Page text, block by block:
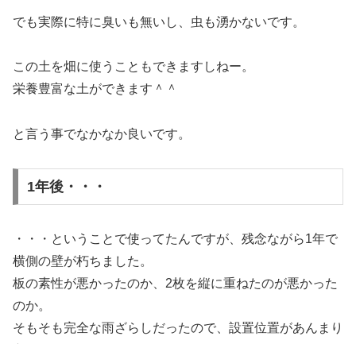
でも実際に特に臭いも無いし、虫も湧かないです。
この土を畑に使うこともできますしねー。
栄養豊富な土ができます＾＾
と言う事でなかなか良いです。
1年後・・・
・・・ということで使ってたんですが、残念ながら1年で
横側の壁が朽ちました。
板の素性が悪かったのか、2枚を縦に重ねたのが悪かった
のか。
そもそも完全な雨ざらしだったので、設置位置があんまり